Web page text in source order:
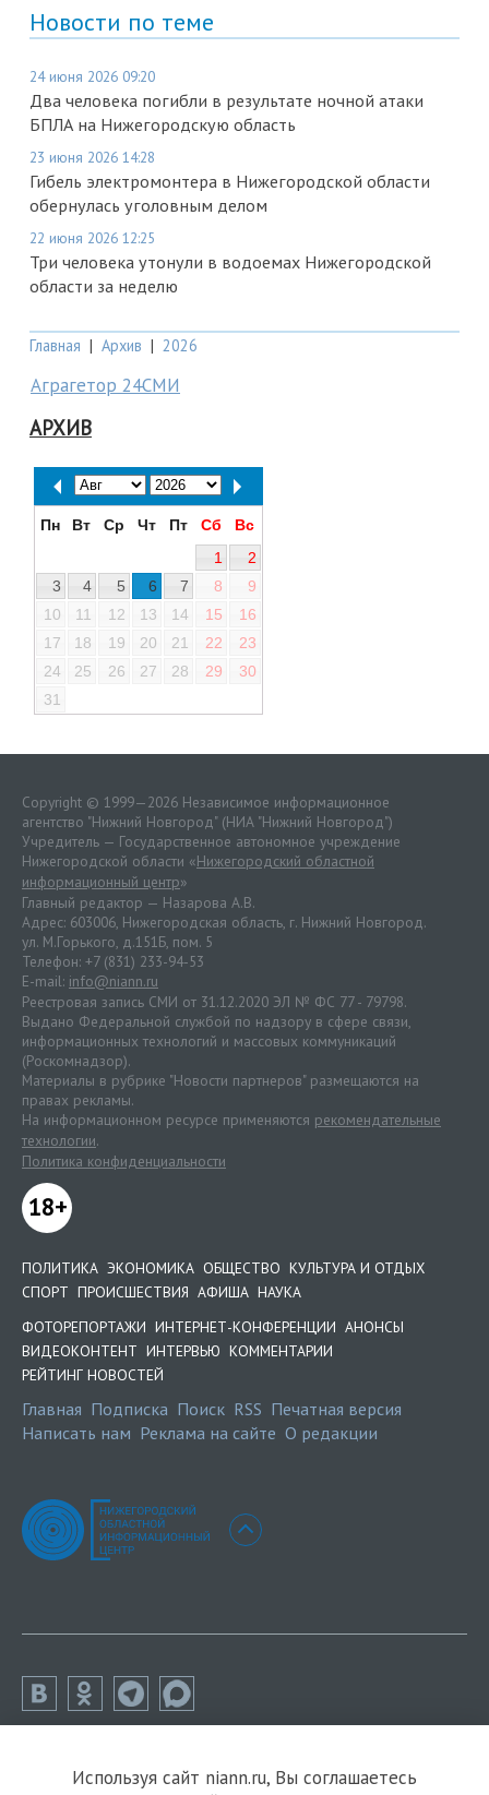
Новости по теме
24 июня 2026 09:20
Два человека погибли в результате ночной атаки
БПЛА на Нижегородскую область
23 июня 2026 14:28
Гибель электромонтера в Нижегородской области
обернулась уголовным делом
22 июня 2026 12:25
Три человека утонули в водоемах Нижегородской
области за неделю
Главная | Архив | 2026
Аграгетор 24СМИ
АРХИВ
Пн Вт Ср Чт Пт Сб
Вс
1
2
3
4 5 6 7 8
9
10
11 12 13 14 15
16
17
18 19 20 21 22
23
24
25 26 27 28 29
30
31
Copyright © 1999—2026 Независимое информационное
агентство "Нижний Новгород" (НИА "Нижний Новгород")
Учредитель — Государственное автономное учреждение
Нижегородской области «Нижегородский областной
информационный центр»
Главный редактор — Назарова А.В.
Адрес: 603006, Нижегородская область, г. Нижний Новгород.
ул. М.Горького, д.151Б, пом. 5
Телефон: +7 (831) 233-94-53
E-mail: info@niann.ru
Реестровая запись СМИ от 31.12.2020 ЭЛ № ФС 77 - 79798.
Выдано Федеральной службой по надзору в сфере связи,
информационных технологий и массовых коммуникаций
(Роскомнадзор).
Материалы в рубрике "Новости партнеров" размещаются на
правах рекламы.
На информационном ресурсе применяются рекомендательные
технологии.
Политика конфиденциальности
18+
ПОЛИТИКА ЭКОНОМИКА ОБЩЕСТВО КУЛЬТУРА И ОТДЫХ
СПОРТ ПРОИСШЕСТВИЯ АФИША НАУКА
ФОТОРЕПОРТАЖИ ИНТЕРНЕТ-КОНФЕРЕНЦИИ АНОНСЫ
ВИДЕОКОНТЕНТ ИНТЕРВЬЮ КОММЕНТАРИИ
РЕЙТИНГ НОВОСТЕЙ
Главная Подписка Поиск RSS Печатная версия
Написать нам Реклама на сайте О редакции
Используя сайт niann.ru, Вы соглашаетесь